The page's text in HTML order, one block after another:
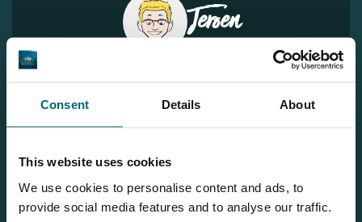
Consent Details About
This website uses cookies
We use cookies to personalise content and ads, to
provide social media features and to analyse our traffic.
Jeroen
Sie möchten weitere Informationen?
Brauchen Sie weitere Informationen über diesen See? Wir
helfen gerne weiter
Tel. +31 655 191 755
info@thecarpspecialist.de